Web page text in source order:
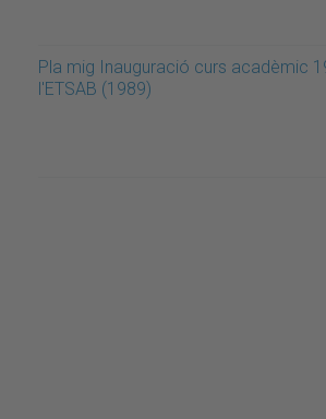
Pla mig Inauguració curs acadèmic
l'ETSAB (1989)